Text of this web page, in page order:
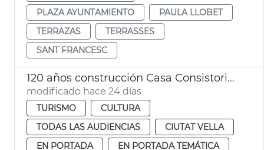
PLAZA AYUNTAMIENTO
PAULA LLOBET
TERRAZAS
TERRASSES
SANT FRANCESC
120 años construcción Casa Consistorial València
modificado hace 24 días
TURISMO
CULTURA
TODAS LAS AUDIENCIAS
CIUTAT VELLA
EN PORTADA
EN PORTADA TEMÁTICA